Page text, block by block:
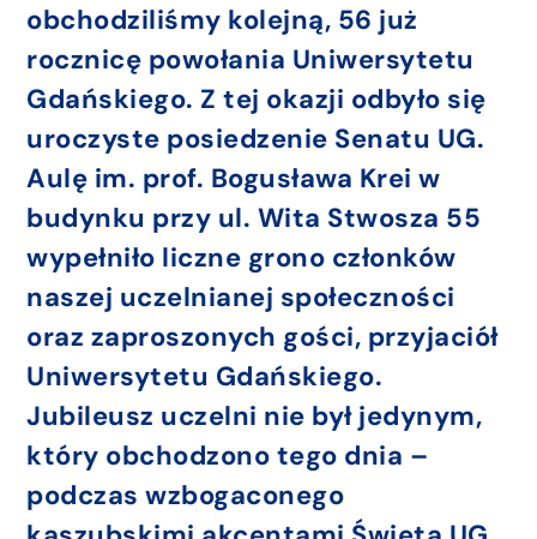
obchodziliśmy kolejną, 56 już
rocznicę powołania Uniwersytetu
Gdańskiego. Z tej okazji odbyło się
uroczyste posiedzenie Senatu UG.
Aulę im. prof. Bogusława Krei w
budynku przy ul. Wita Stwosza 55
wypełniło liczne grono członków
naszej uczelnianej społeczności
oraz zaproszonych gości, przyjaciół
Uniwersytetu Gdańskiego.
Jubileusz uczelni nie był jedynym,
który obchodzono tego dnia –
podczas wzbogaconego